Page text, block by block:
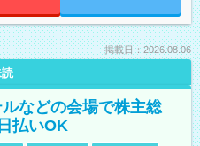
掲載日：2026.08.06
などの会場で株主総
払いOK